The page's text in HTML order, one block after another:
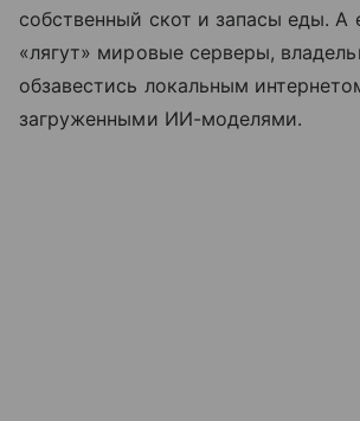
собственный скот и запасы еды. А
«лягут» мировые серверы,
обзавестись локальным
загруженными ИИ-моделями.